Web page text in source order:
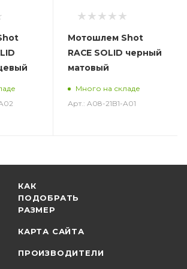
Мотошлем Shot
RACE SOLID черный
матовый
Много на складе
Арт.: A08-21B1-A01
КАК
ПОДОБРАТЬ
РАЗМЕР
КАРТА САЙТА
ПРОИЗВОДИТЕЛИ